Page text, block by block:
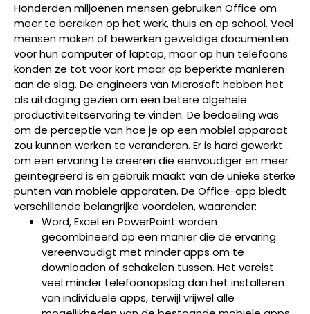
Honderden miljoenen mensen gebruiken Office om
meer te bereiken op het werk, thuis en op school. Veel
mensen maken of bewerken geweldige documenten
voor hun computer of laptop, maar op hun telefoons
konden ze tot voor kort maar op beperkte manieren
aan de slag. De engineers van Microsoft hebben het
als uitdaging gezien om een ​​betere algehele
productiviteitservaring te vinden. De bedoeling was
om de perceptie van hoe je op een mobiel apparaat
zou kunnen werken te veranderen. Er is hard gewerkt
om een ​​ervaring te creëren die eenvoudiger en meer
geïntegreerd is en gebruik maakt van de unieke sterke
punten van mobiele apparaten. De Office-app biedt
verschillende belangrijke voordelen, waaronder:
Word, Excel en PowerPoint worden
gecombineerd op een manier die de ervaring
vereenvoudigt met minder apps om te
downloaden of schakelen tussen. Het vereist
veel minder telefoonopslag dan het installeren
van individuele apps, terwijl vrijwel alle